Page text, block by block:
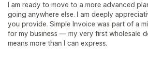
I am ready to move to a more advanced
going anywhere else. I am deeply
you provide. Simple Invoice was part of a
for my business — my very first wholesale
means more than I can express.